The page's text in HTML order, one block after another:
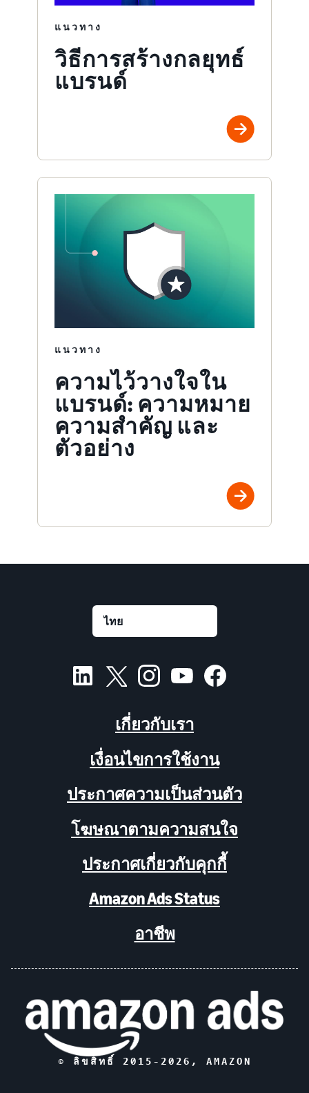
แนวทาง
วิธีการสร้างกลยุทธ์
แบรนด์
แนวทาง
ความไว้วางใจใน
แบรนด์: ความหมาย
ความสำคัญ และ
ตัวอย่าง
เกี่ยวกับเรา
เงื่อนไขการใช้งาน
ประกาศความเป็นส่วนตัว
โฆษณาตามความสนใจ
ประกาศเกี่ยวกับคุกกี้
Amazon Ads Status
อาชีพ
© ลิขสิทธิ์ 2015- 2026 , AMAZON